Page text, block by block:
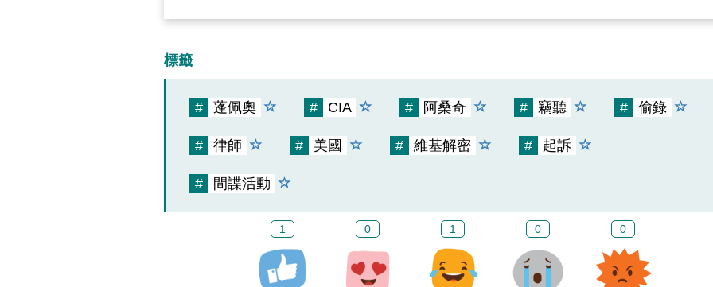
標籤
# 蓬佩奧 # CIA # 阿桑奇 # 竊聽 # 偷錄
# 律師 # 美國 # 維基解密 # 起訴
# 間諜活動
1 0 1 0 0